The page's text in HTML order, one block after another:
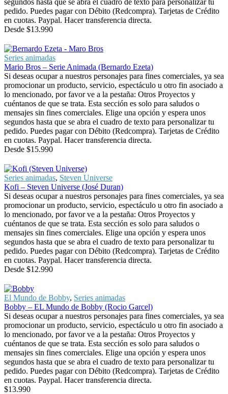
pedido. Puedes pagar con Débito (Redcompra). Tarjetas de Crédito
en cuotas. Paypal. Hacer transferencia directa.
Desde $13.990
Series animadas
Mario Bros – Serie Animada (Bernardo Ezeta)
Si deseas ocupar a nuestros personajes para fines comerciales, ya sea
promocionar un producto, servicio, espectáculo u otro fin asociado a
lo mencionado, por favor ve a la pestaña: Otros Proyectos y
cuéntanos de que se trata. Esta sección es solo para saludos o
mensajes sin fines comerciales. Elige una opción y espera unos
segundos hasta que se abra el cuadro de texto para personalizar tu
pedido. Puedes pagar con Débito (Redcompra). Tarjetas de Crédito
en cuotas. Paypal. Hacer transferencia directa.
Desde $15.990
Series animadas, Steven Universe
Kofi – Steven Universe (José Duran)
Si deseas ocupar a nuestros personajes para fines comerciales, ya sea
promocionar un producto, servicio, espectáculo u otro fin asociado a
lo mencionado, por favor ve a la pestaña: Otros Proyectos y
cuéntanos de que se trata. Esta sección es solo para saludos o
mensajes sin fines comerciales. Elige una opción y espera unos
segundos hasta que se abra el cuadro de texto para personalizar tu
pedido. Puedes pagar con Débito (Redcompra). Tarjetas de Crédito
en cuotas. Paypal. Hacer transferencia directa.
Desde $12.990
El Mundo de Bobby, Series animadas
Bobby – EL Mundo de Bobby (Rocio Garcel)
Si deseas ocupar a nuestros personajes para fines comerciales, ya sea
promocionar un producto, servicio, espectáculo u otro fin asociado a
lo mencionado, por favor ve a la pestaña: Otros Proyectos y
cuéntanos de que se trata. Esta sección es solo para saludos o
mensajes sin fines comerciales. Elige una opción y espera unos
segundos hasta que se abra el cuadro de texto para personalizar tu
pedido. Puedes pagar con Débito (Redcompra). Tarjetas de Crédito
en cuotas. Paypal. Hacer transferencia directa.
$13.990